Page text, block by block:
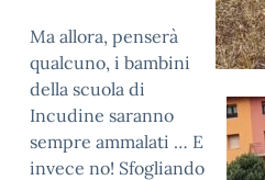
Ma allora, penserà
qualcuno, i bambini
della scuola di
Incudine saranno
sempre ammalati … E
invece no! Sfogliando